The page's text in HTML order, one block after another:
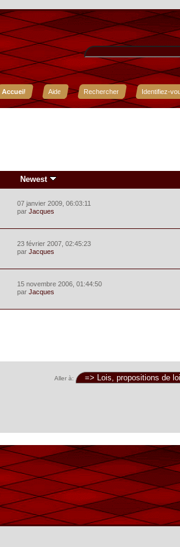
Accueil
Aide Rechercher Identifiez-
Newest
07 janvier 2009, 06:03:11
parJacques
23 février 2007, 02:45:23
parJacques
15 novembre 2006, 01:44:50
parJacques
Aller à: